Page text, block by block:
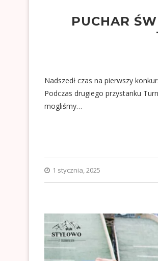
PUCHAR
Nadszedł czas na pierwszy
Podczas drugiego przystanku
mogliśmy…
1 stycznia, 2025